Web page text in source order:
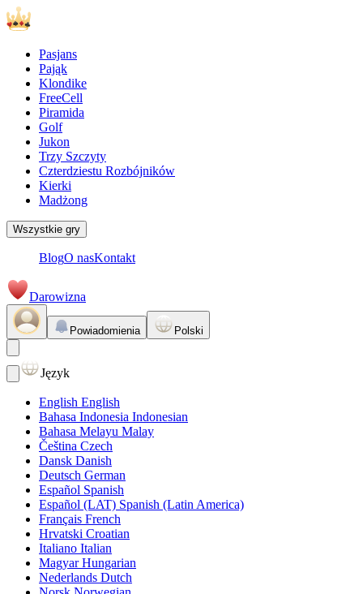
Pasjans
Pająk
Klondike
FreeCell
Piramida
Golf
Jukon
Trzy Szczyty
Czterdziestu Rozbójników
Kierki
Madżong
Wszystkie gry
BlogO nasKontakt
Darowizna
Powiadomienia Polski
Język
English English
Bahasa Indonesia Indonesian
Bahasa Melayu Malay
Čeština Czech
Dansk Danish
Deutsch German
Español Spanish
Español (LAT) Spanish (Latin America)
Français French
Hrvatski Croatian
Italiano Italian
Magyar Hungarian
Nederlands Dutch